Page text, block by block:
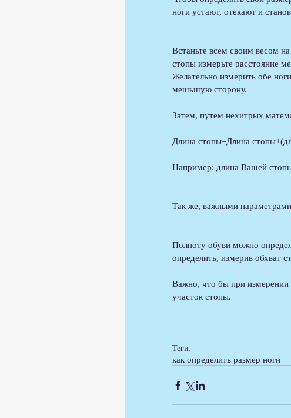
ноги устают, отекают и
Встаньте всем своим весом
стопы измерьте расстояние
Желательно измерить обе
мешьшую сторону.
Затем, путем нехитрых
Длина стопы=Длина
Например: длина Вашей
Так же, важными
Полноту обуви можно
определить, измерив обхват
Важно, что бы при измерении
участок стопы.
Теги:
как определить размер ноги